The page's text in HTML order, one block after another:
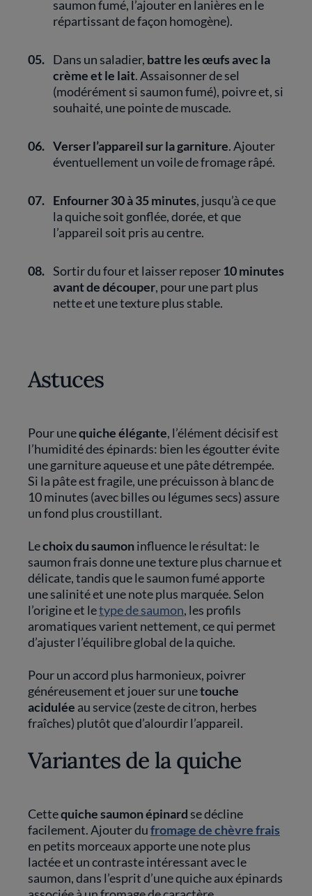
saumon fumé, l’ajouter en lanières en le
répartissant de façon homogène).
05. Dans un saladier, battre les œufs avec la
crème et le lait. Assaisonner de sel
(modérément si saumon fumé), poivre et, si
souhaité, une pointe de muscade.
06. Verser l’appareil sur la garniture. Ajouter
éventuellement un voile de fromage râpé.
07. Enfourner 30 à 35 minutes, jusqu’à ce que
la quiche soit gonflée, dorée, et que
l’appareil soit pris au centre.
08. Sortir du four et laisser reposer10 minutes
avant de découper, pour une part plus
nette et une texture plus stable.
Astuces
Pour unequiche élégante, l’élément décisif est
l’humidité des épinards: bien les égoutter évite
une garniture aqueuse et une pâte détrempée.
Si la pâte est fragile, une précuisson à blanc de
10 minutes (avec billes ou légumes secs) assure
un fond plus croustillant.
Lechoix du saumoninfluence le résultat: le
saumon frais donne une texture plus charnue et
délicate, tandis que le saumon fumé apporte
une salinité et une note plus marquée. Selon
l’origine et letype de saumon, les profils
aromatiques varient nettement, ce qui permet
d’ajuster l’équilibre global de la quiche.
Pour un accord plus harmonieux, poivrer
généreusement et jouer sur unetouche
acidulée au service (zeste de citron, herbes
fraîches) plutôt que d’alourdir l’appareil.
Variantes de la quiche
Cettequiche saumon épinardse décline
facilement. Ajouter dufromage de chèvre frais
en petits morceaux apporte une note plus
lactée et un contraste intéressant avec le
saumon, dans l’esprit d’une quiche aux épinards